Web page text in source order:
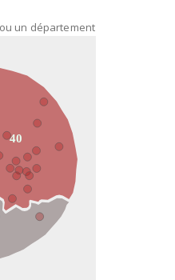
un département
40